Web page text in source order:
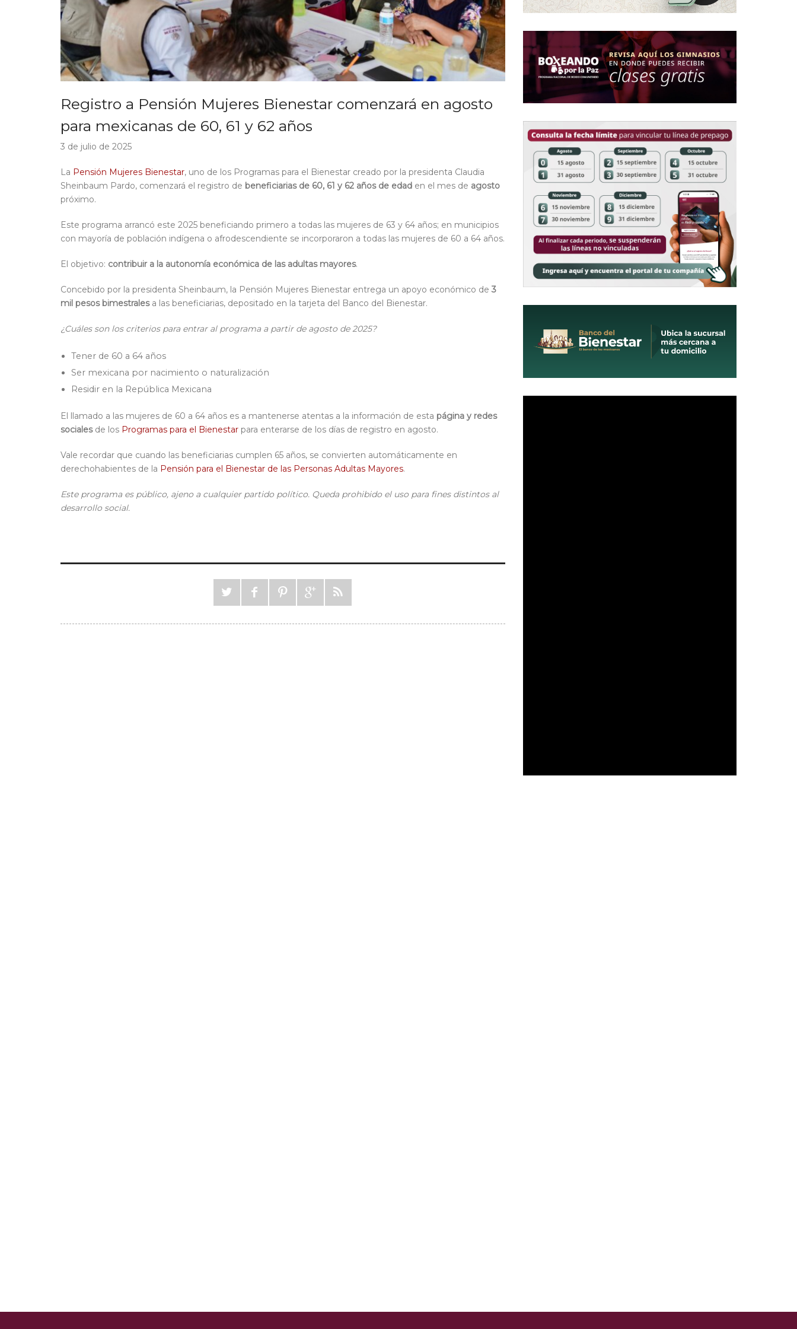
Registro a Pensión Mujeres Bienestar comenzará en agosto
para mexicanas de 60, 61 y 62 años
3 de julio de 2025
La Pensión Mujeres Bienestar, uno de los Programas para el Bienestar creado por la presidenta Claudia
Sheinbaum Pardo, comenzará el registro de beneficiarias de 60, 61 y 62 años de edad en el mes de agosto
próximo.
Este programa arrancó este 2025 beneficiando primero a todas las mujeres de 63 y 64 años; en municipios
con mayoría de población indígena o afrodescendiente se incorporaron a todas las mujeres de 60 a 64 años.
El objetivo: contribuir a la autonomía económica de las adultas mayores.
Concebido por la presidenta Sheinbaum, la Pensión Mujeres Bienestar entrega un apoyo económico de 3
mil pesos bimestralesa las beneficiarias, depositado en la tarjeta del Banco del Bienestar.
¿Cuáles son los criterios para entrar al programa a partir de agosto de 2025?
Tener de 60 a 64 años
Ser mexicana por nacimiento o naturalización
Residir en la República Mexicana
El llamado a las mujeres de 60 a 64 años es a mantenerse atentas a la información de esta página y redes
socialesde los Programas para el Bienestar para enterarse de los días de registro en agosto.
Vale recordar que cuando las beneficiarias cumplen 65 años, se convierten automáticamente en
derechohabientes de la Pensión para el Bienestar de las Personas Adultas Mayores.
Este programa es público, ajeno a cualquier partido político. Queda prohibido el uso para fines distintos al
desarrollo social.